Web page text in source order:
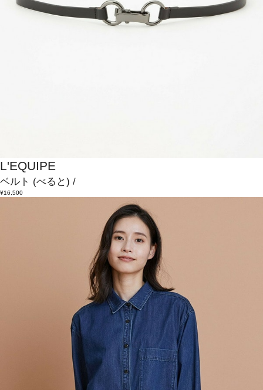
L'EQUIPE
ベルト (べると) /
¥16,500